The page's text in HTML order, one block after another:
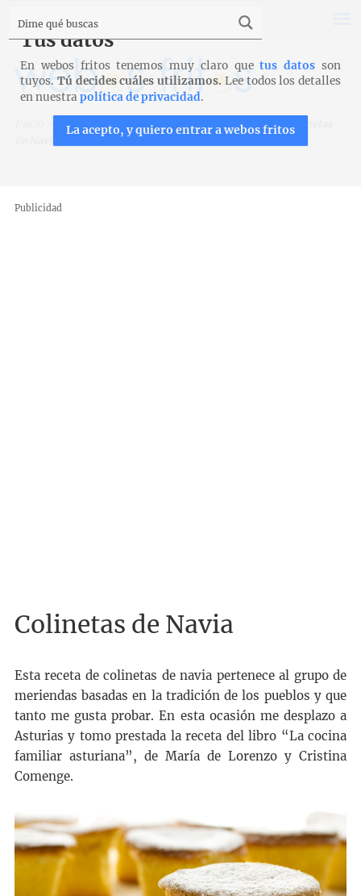
Recetas Bizcochos, magdalenas y galletas >
Publicidad
Colinetas de Navia
Esta receta de colinetas de navia pertenece al grupo de
meriendas basadas en la tradición de los pueblos y que
tanto me gusta probar. En esta ocasión me desplazo a
Asturias y tomo prestada la receta del libro “La cocina
familiar asturiana”, de María de Lorenzo y Cristina
Comenge.
Tus datos
En webos fritos tenemos muy claro quetus datos son
tuyos. Tú decides cuáles utilizamos. Lee todos los detalles
en nuestrapolítica de privacidad.
La acepto, y quiero entrar a webos fritos